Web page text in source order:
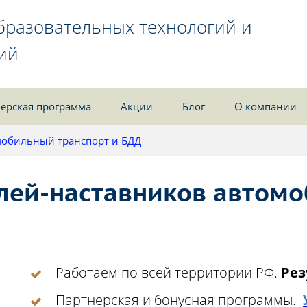
технологий и
программа Акции Блог О компании
транспорт и БДД
наставников
Работаем по всей территории РФ.
Партнерская и бонусная программы.